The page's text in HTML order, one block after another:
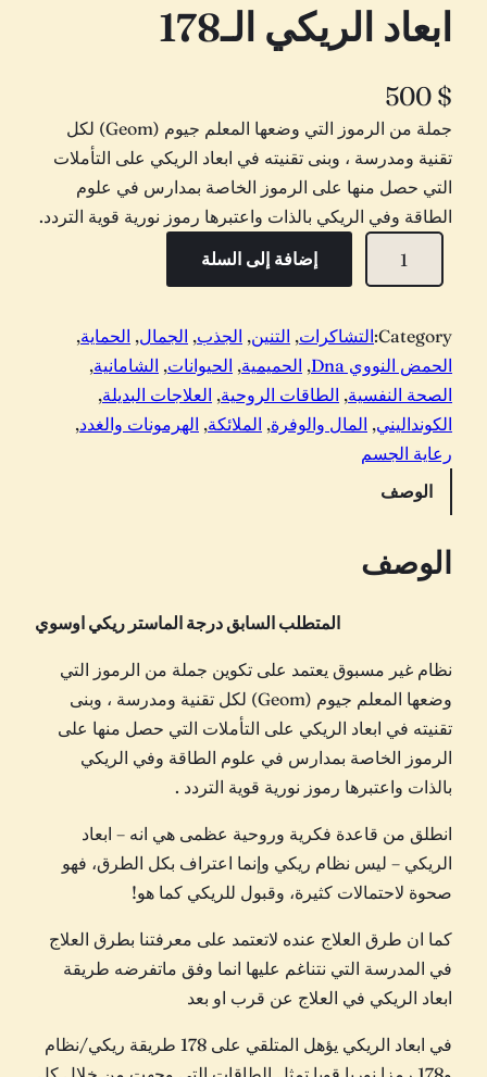
ابعاد الريكي الـ178
500 $
جملة من الرموز التي وضعها المعلم جيوم (Geom) لكل
تقنية ومدرسة ، وبنى تقنيته في ابعاد الريكي على التأملات
التي حصل منها على الرموز الخاصة بمدارس في علوم
الطاقة وفي الريكي بالذات واعتبرها رموز نورية قوية التردد.
ة
ا
ب
ع
ا
ل
7
8
إضافة إلى السلة
Category: التشاكرات, التنين, الجذب, الجمال, الحماية,
الحمض النووي Dna
, الحميمية, الحيوانات, الشامانية,
الصحة النفسية, الطاقات الروحية, العلاجات البديلة,
الكونداليني, المال والوفرة, الملائكة, الهرمونات والغدد,
رعاية الجسم
الوصف
الوصف
المتطلب السابق درجة الماستر ريكي اوسوي
نظام غير مسبوق يعتمد على تكوين جملة من الرموز التي
وضعها المعلم جيوم (Geom) لكل تقنية ومدرسة ، وبنى
تقنيته في ابعاد الريكي على التأملات التي حصل منها على
الرموز الخاصة بمدارس في علوم الطاقة وفي الريكي
بالذات واعتبرها رموز نورية قوية التردد .
انطلق من قاعدة فكرية وروحية عظمى هي انه – ابعاد
الريكي – ليس نظام ريكي وإنما اعتراف بكل الطرق، فهو
صحوة لاحتمالات كثيرة، وقبول للريكي كما هو!
كما ان طرق العلاج عنده لاتعتمد على معرفتنا بطرق العلاج
في المدرسة التي نتناغم عليها انما وفق ماتفرضه طريقة
ابعاد الريكي في العلاج عن قرب او بعد
في ابعاد الريكي يؤهل المتلقي على 178 طريقة ريكي/نظام